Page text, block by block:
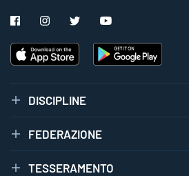
DISCIPLINE
FEDERAZIONE
TESSERAMENTO